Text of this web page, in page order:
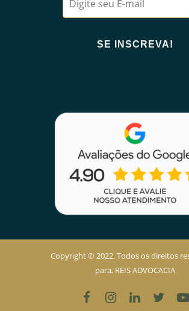
Copyright © 2022. Todos os direitos
para, REIS ADVOCACIA